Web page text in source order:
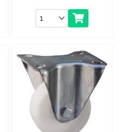
Aantal